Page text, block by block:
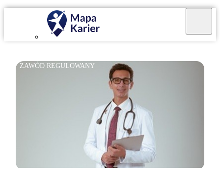
ZAWÓD REGULOWANY